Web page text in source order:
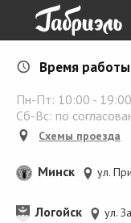
Время
Пн-Пт: 10:00 - 19:00
Сб-Вс: по
Схемы проезда
Минск ул.
Логойск ул.